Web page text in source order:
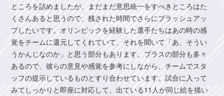
ところを詰めましたが、まだまだ意思統一をすべきところはた
くさんあると思うので、残された時間でさらにブラッシュアッ
プしたいです。オリンピックを経験した選手たちはあの時の感
覚をチームに還元してくれていて、それを聞いて「あ、そうい
うかんじなのか」と思う部分もあります。プラスの部分も多々
あるので、彼らの意見や感覚を参考にしながら、チームでスタ
ッフの提示しているものとすり合わせています。試合に入って
みてしっかりと即座に対応して、出ている11人が同じ絵を描い